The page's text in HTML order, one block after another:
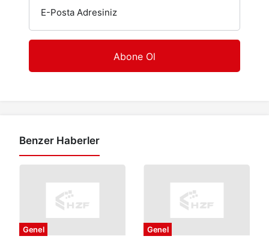
E-Posta Adresiniz
Benzer Haberler
Genel Genel